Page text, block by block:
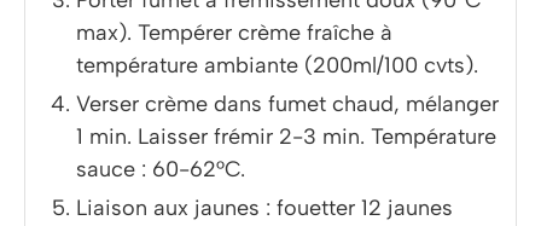
max). Tempérer crème fraîche à
température ambiante (200ml/100 cvts).
Verser crème dans fumet chaud, mélanger
1 min. Laisser frémir 2-3 min. Température
sauce : 60-62°C.
Liaison aux jaunes : fouetter 12 jaunes